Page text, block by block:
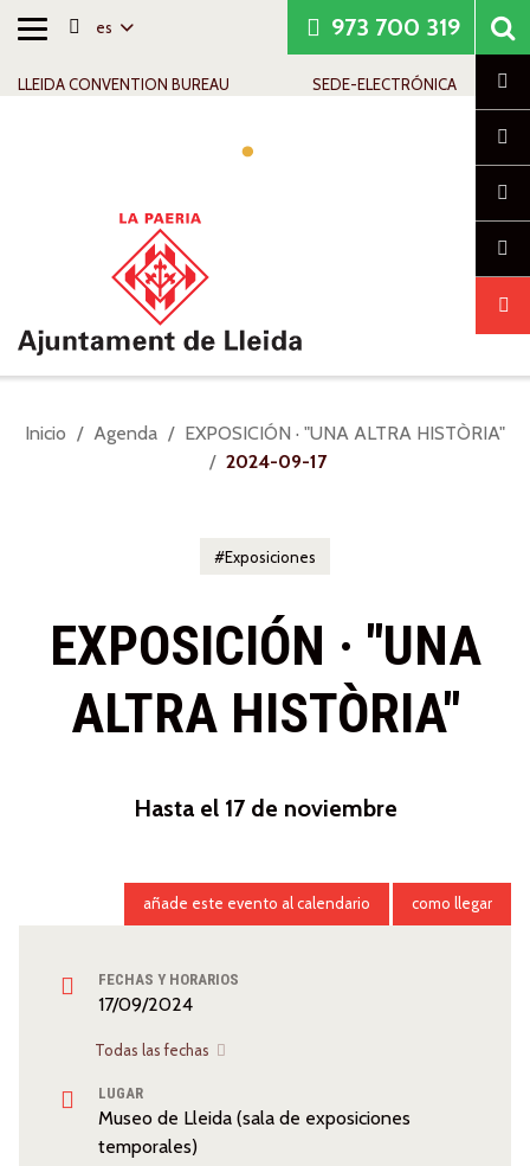
Alternar
es
LLEIDA CONVENTION BUREAU SEDE-ELECTRÓNICA
973 700 319
Usted
Inicio Agenda
EXPOSICIÓN · "UNA ALTRA HISTÒRIA"
2024-09-17
Exposiciones
EXPOSICIÓN · "UNA
ALTRA HISTÒRIA"
Hasta el 17 de noviembre
FECHAS Y HORARIOS
17/09/2024
Todas las fechas
LUGAR
Museo de Lleida (sala de exposiciones
temporales)
añade este evento al calendario como llegar